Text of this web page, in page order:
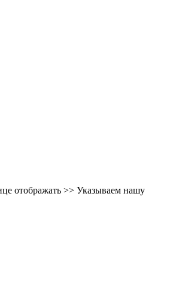
отображать >> Указываем нашу